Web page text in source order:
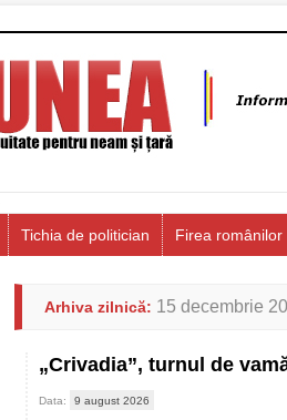
Tichia de politician Firea românilor
Arhiva zilnică: 15 decembrie
„Crivadia”, turnul de
Data: 9 august 2026